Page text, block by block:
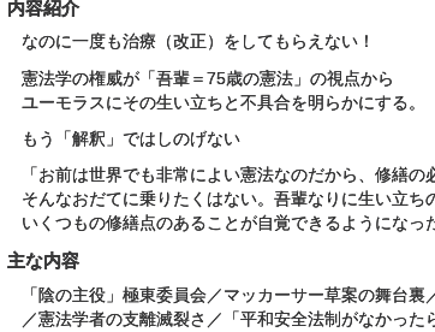
内容紹介
なのに一度も治療（改正）をしてもらえない！
憲法学の権威が「吾輩＝75歳の憲法」の視点から
ユーモラスにその生い立ちと不具合を明らかにする。
もう「解釈」ではしのげない
「お前は世界でも非常によい憲法なのだから、修繕の
そんなおだてに乗りたくはない。吾輩なりに生い立ち
いくつもの修繕点のあることが自覚できるようになっ
主な内容
「陰の主役」極東委員会／マッカーサー草案の舞台
／憲法学者の支離滅裂さ／「平和安全法制がなかっ